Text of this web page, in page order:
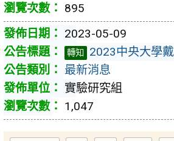
895
2023-05-09
轉知
2023中央大學
最新消息
實驗研究組
1,047